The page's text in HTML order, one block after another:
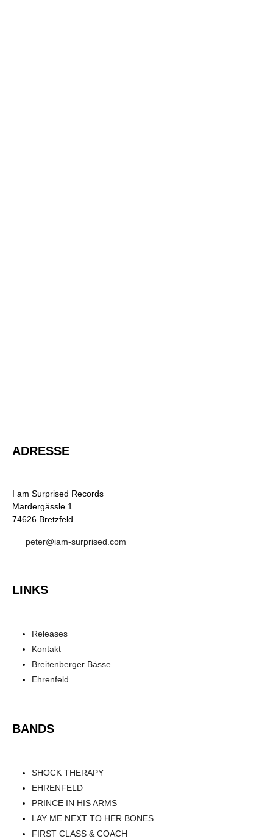
ADRESSE
I am Surprised Records
Mardergässle 1
74626 Bretzfeld
peter@iam-surprised.com
LINKS
Releases
Kontakt
Breitenberger Bässe
Ehrenfeld
BANDS
SHOCK THERAPY
EHRENFELD
PRINCE IN HIS ARMS
LAY ME NEXT TO HER BONES
FIRST CLASS & COACH